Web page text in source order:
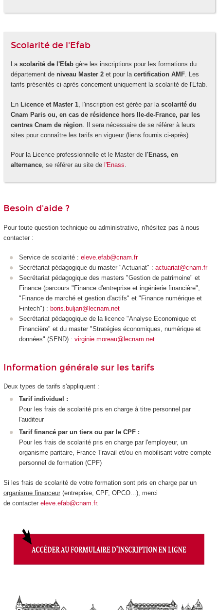
Scolarité de l'Efab
La scolarité de l'Efabgère les inscriptions pour les formations du
département de niveau Master 2et pour la certification AMF. Les
tarifs présentés ci-après concernent uniquement la scolarité de l'Efab.
En Licence et Master 1, l'inscription est gérée par la scolarité du
Cnam Paris ou, en cas de résidence hors Ile-de-France, par les
centres Cnam de région. Il sera nécessaire de se référer à leurs
sites pour connaître les tarifs en vigueur (liens fournis ci-après).
Pour la Licence professionnelle et le Master de l'Enass, en
alternance, se référer au site de l'Enass.
Besoin d'aide ?
Pour toute question technique ou administrative, n'hésitez pas à nous
contacter :
Service de scolarité : eleve.efab@cnam.fr
Secrétariat pédagogique du master "Actuariat" : actuariat@cnam.fr
Secrétariat pédagogique des masters "Gestion de patrimoine" et
Finance (parcours "Finance d'entreprise et ingénierie financière",
"Finance de marché et gestion d'actifs" et "Finance numérique et
Fintech") : boris.buljan@lecnam.net
Secrétariat pédagogique de la licence "Analyse Economique et
Financière" et du master "Stratégies économiques, numérique et
données" (SEND) : virginie.moreau@lecnam.net
Information générale sur les tarifs
Deux types de tarifs s'appliquent :
Tarif individuel :
Pour les frais de scolarité pris en charge à titre personnel par
l'auditeur
Tarif financé par un tiers ou par le CPF :
Pour les frais de scolarité pris en charge par l'employeur, un
organisme paritaire, France Travail et/ou en mobilisant votre compte
personnel de formation (CPF)
Si les frais de scolarité de votre formation sont pris en charge par un
organisme financeur(entreprise, CPF, OPCO...), merci
de contacter eleve.efab@cnam.fr.